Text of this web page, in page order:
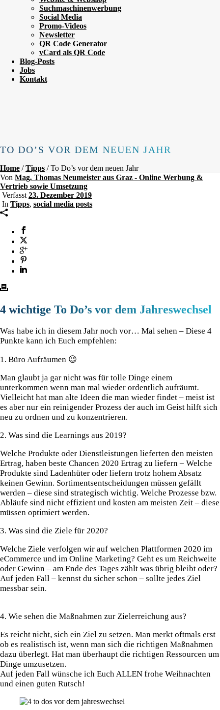
Suchmaschinenwerbung
Social Media
Promo-Videos
Newsletter
QR Code Generator
vCard als QR Code
Blog-Posts
Jobs
Kontakt
TO DO’S VOR DEM NEUEN JAHR
Home /Tipps / To Do’s vor dem neuen Jahr
Von Mag. Thomas Neumeister aus Graz - Online Werbung &
Vertrieb sowie Umsetzung
Verfasst 23. Dezember 2019
In Tipps, social media posts
4 wichtige To Do’s vor dem Jahreswechsel
Was habe ich in diesem Jahr noch vor… Mal sehen – Diese 4
Punkte kann ich Euch empfehlen:
1. Büro Aufräumen 😉
Man glaubt ja gar nicht was für tolle Dinge einem
unterkommen wenn man mal wieder ordentlich aufräumt.
Vielleicht hat man alte Ideen die man wieder findet – meist ist
es aber nur ein reinigender Prozess der auch im Geist hilft sich
neu zu ordnen und zu konzentrieren.
2. Was sind die Learnings aus 2019?⁠
Welche Produkte oder Dienstleistungen lieferten den meisten
Ertrag, haben beste Chancen 2020 Ertrag zu liefern – Welche
Produkte sind Ladenhüter oder liefern trotz hohem Absatz
keinen Gewinn. Sortimentsentscheidungen müssen gefällt
werden – diese sind strategisch wichtig. Welche Prozesse bzw.
Abläufe sind nicht effizient und kosten am meisten Zeit – diese
müssen optimiert werden.
3. Was sind die Ziele für 2020?⁠
Welche Ziele verfolgen wir auf welchen Plattformen 2020 im
eCommerce und im Online Marketing? Geht es um Reichweite
oder Gewinn – am Ende des Tages zählt was übrig bleibt oder?
Auf jeden Fall – kennst du sicher schon – sollte jedes Ziel
messbar sein.
4. Wie sehen die Maßnahmen zur Zielerreichung aus?⁠
Es reicht nicht, sich ein Ziel zu setzen. Man merkt oftmals erst
ob es realistisch ist, wenn man sich die richtigen Maßnahmen
dazu überlegt. Hat man überhaupt die richtigen Ressourcen um
Dinge umzusetzen.
Auf jeden Fall wünsche ich Euch ALLEN frohe Weihnachten
und einen guten Rutsch!⁠